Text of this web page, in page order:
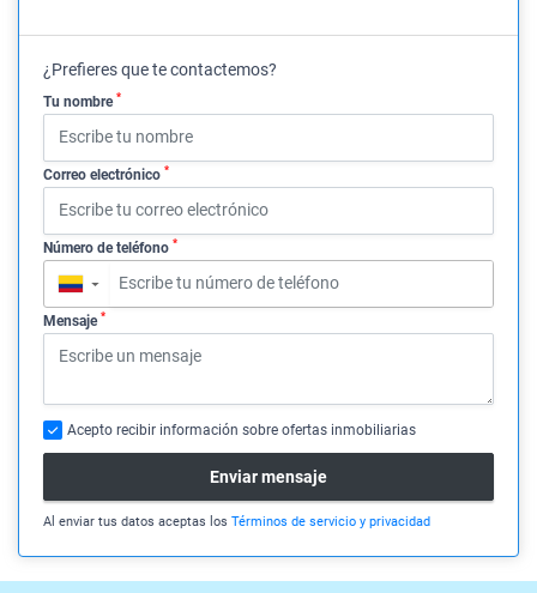
¿Prefieres que te contactemos?
Tu nombre *
Correo electrónico *
Número de teléfono *
▼
Mensaje *
Acepto recibir información sobre ofertas inmobiliarias
Enviar mensaje
Al enviar tus datos aceptas los Términos de servicio y privacidad